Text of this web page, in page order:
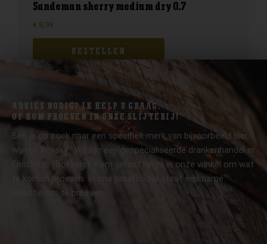
Sandeman sherry medium dry 0.7
€ 8,99
BESTELLEN
ADVIES NODIG? IK HELP U GRAAG.
OF KOM PROEVEN IN ONZE SLIJTERIJ!
Ben je op zoek naar een specifiek merk van bijvoorbeeld bier,
wijn of Whisky? Wij zijn een gespecialiseerde drankenhandel in
Enschede (Boekelo). Kom gerust langs in onze winkel om wat
te komen proeven. In ons proeflokaal staat een ruime
selectie om te proeven.